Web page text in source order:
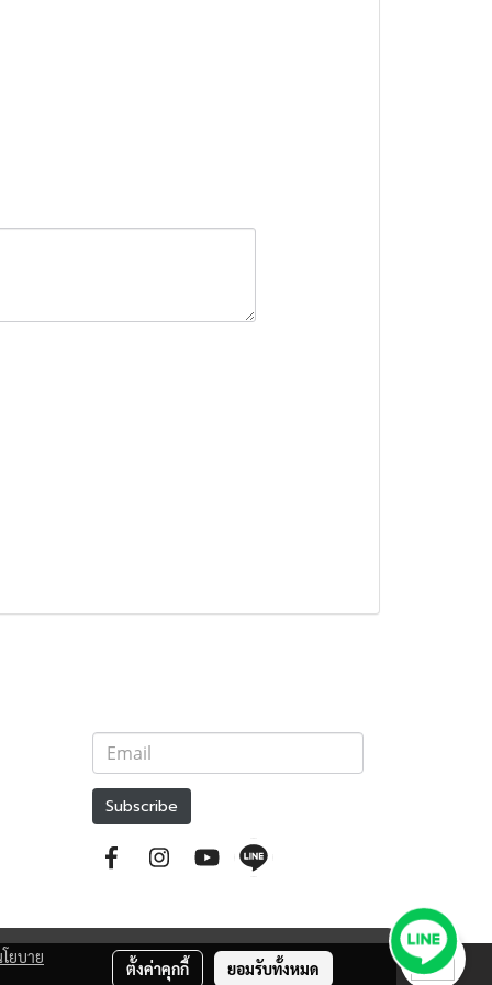
Subscribe
ยบาย
ตั้งค่าคุกกี้ ยอมรับทั้งหมด